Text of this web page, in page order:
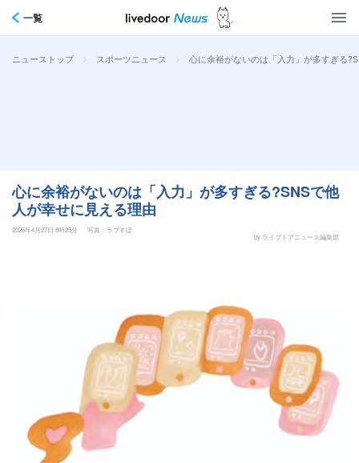
一覧
ニューストップ > スポーツニュース > 心に余裕がないのは「入力」が多すぎる
心に余裕がないのは「入力」が多すぎる?SNSで他
人が幸せに見える理由
2026年4月27日 8時25分
写真：ラブすぽ
by ライブドアニュース編集部